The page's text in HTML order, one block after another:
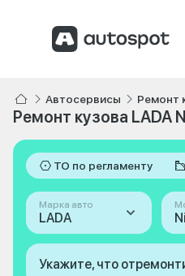
Автосервисы Ремонт
Ремонт кузова LADA
ТО по регламенту
Марка авто
LADA
Укажите, что